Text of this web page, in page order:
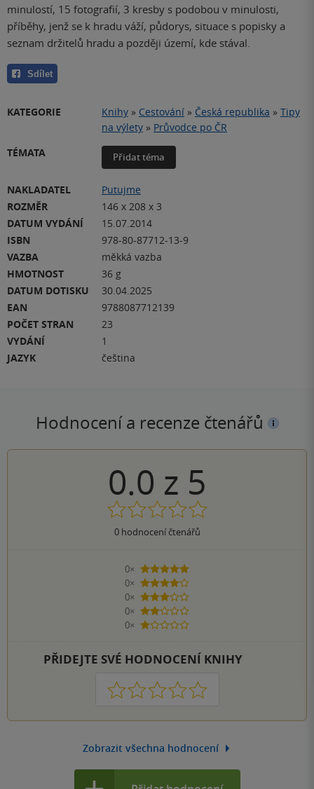
minulostí, 15 fotografií, 3 kresby s podobou v minulosti,
příběhy, jenž se k hradu váží, půdorys, situace s popisky a
seznam držitelů hradu a později území, kde stával.
Sdílet
KATEGORIE Knihy » Cestování » Česká republika » Tipy
na výlety » Průvodce po ČR
TÉMATA
Přidat téma
NAKLADATEL
Putujme
ROZMĚR
146 x 208 x 3
DATUM VYDÁNÍ
15.07.2014
ISBN
978-80-87712-13-9
VAZBA
měkká vazba
HMOTNOST
36 g
DATUM DOTISKU
30.04.2025
EAN
9788087712139
POČET STRAN
23
VYDÁNÍ
1
JAZYK
čeština
Hodnocení a recenze čtenářů
0.0 z 5
0hodnocení čtenářů
0×
5 hvězdiček
0×
4 hvězdičky
0×
3 hvězdičky
0×
2 hvězdičky
0×
1 hvezdička
PŘIDEJTE SVÉ HODNOCENÍ KNIHY
1 2 3 4 5
Zobrazit všechna hodnocení